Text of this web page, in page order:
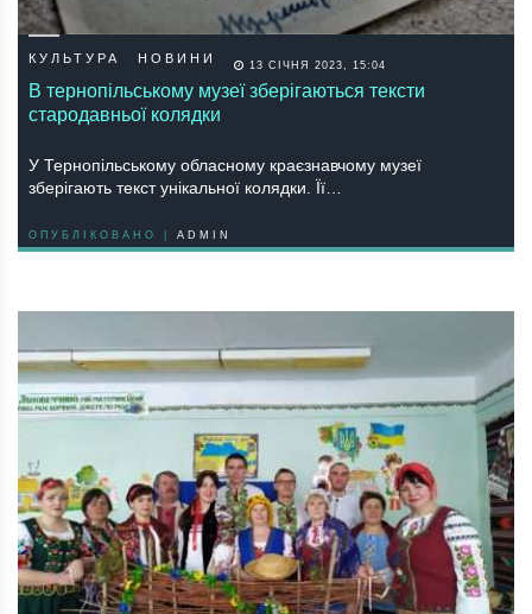
КУЛЬТУРА НОВИНИ 13 СІЧНЯ 2023, 15:04
В тернопільському музеї зберігаються тексти
стародавньої колядки
У Тернопільському обласному краєзнавчому музеї
зберігають текст унікальної колядки. Її…
ОПУБЛІКОВАНО | ADMIN